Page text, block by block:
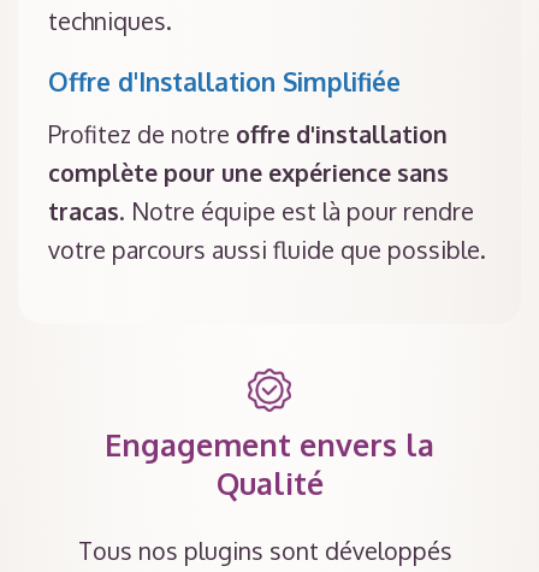
techniques.
Offre d'Installation Simplifiée
Profitez de notre offre d'installation
complète pour une expérience sans
tracas. Notre équipe est là pour rendre
votre parcours aussi fluide que possible.
Engagement envers la
Qualité
Tous nos plugins sont développés